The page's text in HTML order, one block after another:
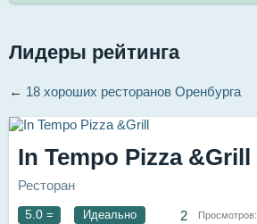
Лидеры рейтинга
← 18 хороших ресторанов Оренбурга
In Tempo Pizza &Grill
Ресторан
5.0 = Идеально 2 Просмотров: